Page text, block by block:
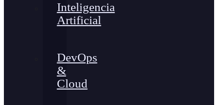
Inteligencia
Artificial
DevOps
&
Cloud